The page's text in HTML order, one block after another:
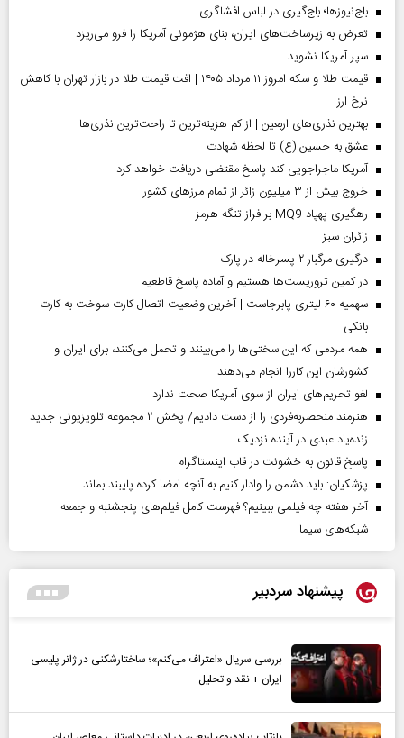
باج‌نیوزها؛ باج‌گیری در لباس افشاگری
تعرض به زیرساخت‌های ایران، بنای هژمونی آمریکا را فرو می‌ریزد
سپر آمریکا نشوید
قیمت طلا و سکه امروز ۱۱ مرداد ۱۴۰۵ | افت قیمت طلا در بازار تهران با کاهش
نرخ ارز
بهترین نذری‌های اربعین | از کم هزینه‌ترین تا راحت‌ترین نذری‌ها
عشق به حسین (ع) تا لحظه شهادت
آمریکا ماجراجویی کند پاسخ مقتضی دریافت خواهد کرد
خروج بیش از ۳ میلیون زائر از تمام مرز‌های کشور
رهگیری پهپاد MQ9 بر فراز تنگه هرمز
‌زائران سبز
درگیری مرگبار ۲ پسرخاله در پارک
در کمین تروریست‌ها هستیم و آماده پاسخ قاطعیم
سهمیه ۶۰ لیتری پابرجاست | آخرین وضعیت اتصال کارت سوخت به کارت
بانکی
همه مردمی که این سختی‌ها را می‌بینند و تحمل می‌کنند، برای ایران و
کشورشان این کاررا انجام می‌دهند
لغو تحریم‌های ایران از سوی آمریکا صحت ندارد
هنرمند منحصر‌به‌فردی را از دست دادیم/ پخش ۲ مجموعه تلویزیونی جدید
زنده‌یاد عبدی در آینده نزدیک
پاسخ قانون به خشونت در قاب اینستاگرام
پزشکیان: باید دشمن را وادار کنیم به آنچه امضا کرده پایبند بماند
آخر هفته چه فیلمی ببینیم؟ فهرست کامل فیلم‌های پنجشنبه و جمعه
شبکه‌های سیما
پیشنهاد سردبیر
بررسی سریال «اعتراف می‌کنم»؛ ساختارشکنی در ژانر پلیسی
ایران + نقد و تحلیل